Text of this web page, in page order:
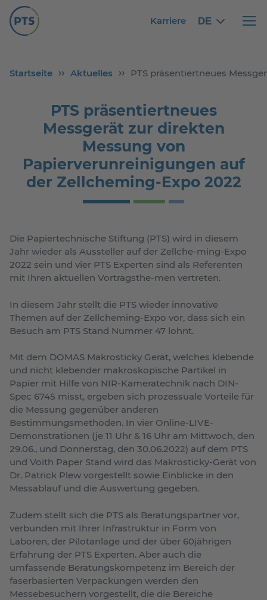
Karriere DEGerman
German
Startseite Aktuelles PTS präsentiertneues
PTS präsentiertneues
Messgerät zur direkten
Messung von
Papierverunreinigungen auf
der Zellcheming-Expo 2022
Die Papiertechnische Stiftung (PTS) wird in diesem
Jahr wieder als Aussteller auf der Zellche-ming-Expo
2022 sein und vier PTS Experten sind als Referenten
mit Ihren aktuellen Vortragsthe-men vertreten.
In diesem Jahr stellt die PTS wieder innovative
Themen auf der Zellcheming-Expo vor, dass sich ein
Besuch am PTS Stand Nummer 47 lohnt.
Mit dem DOMAS Makrosticky Gerät, welches klebende
und nicht klebender makroskopische Partikel in
Papier mit Hilfe von NIR-Kameratechnik nach DIN-
Spec 6745 misst, ergeben sich prozessuale Vorteile für
die Messung gegenüber anderen
Bestimmungsmethoden. In vier Online-LIVE-
Demonstrationen (je 11 Uhr & 16 Uhr am Mittwoch, den
29.06., und Donnerstag, den 30.06.2022) auf dem PTS
und Voith Paper Stand wird das Makrosticky-Gerät von
Dr. Patrick Plew vorgestellt sowie Einblicke in den
Messablauf und die Auswertung gegeben.
Zudem stellt sich die PTS als Beratungspartner vor,
verbunden mit Ihrer Infrastruktur in Form von
Laboren, der Pilotanlage und der über 60jährigen
Erfahrung der PTS Experten. Aber auch die
umfassende Beratungskompetenz im Bereich der
faserbasierten Verpackungen werden den
Messebesuchern vorgestellt, die die Bereiche